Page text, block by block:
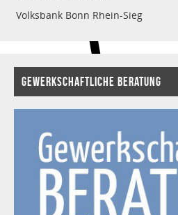
Volksbank Bonn Rhein-Sieg
GEWERKSCHAFTLICHE BERATUNG